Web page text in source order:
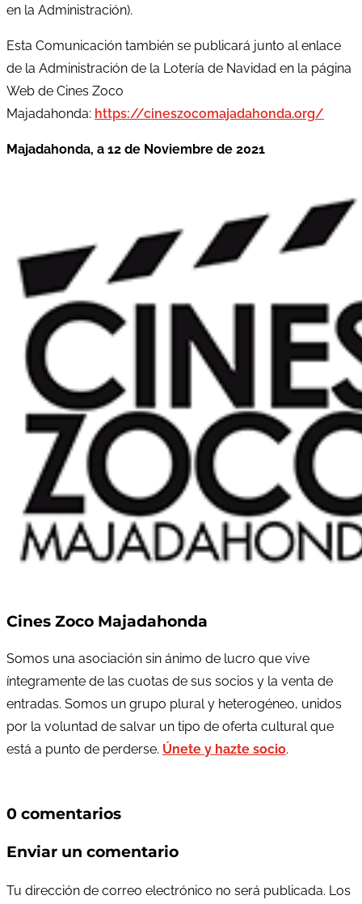
en la Administración).
Esta Comunicación también se publicará junto al enlace
de la Administración de la Lotería de Navidad en la página
Web de Cines Zoco
Majadahonda: https://cineszocomajadahonda.org/
Majadahonda, a 12 de Noviembre de 2021
Cines Zoco Majadahonda
Somos una asociación sin ánimo de lucro que vive
íntegramente de las cuotas de sus socios y la venta de
entradas. Somos un grupo plural y heterogéneo, unidos
por la voluntad de salvar un tipo de oferta cultural que
está a punto de perderse. Únete y hazte socio.
0 comentarios
Enviar un comentario
Tu dirección de correo electrónico no será publicada. Los